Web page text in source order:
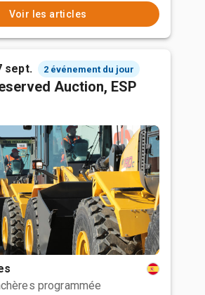
Voir les articles
sept. 2 événement du jour
Auction, ESP
programmée